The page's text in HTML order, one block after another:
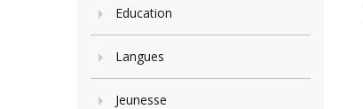
Education
Langues
Jeunesse